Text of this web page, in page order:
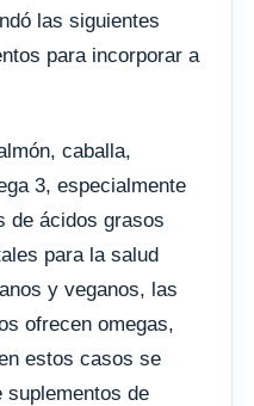
las siguientes
para incorporar a
caballa,
3, especialmente
de ácidos grasos
para la salud
y veganos, las
ofrecen omegas,
estos casos se
suplementos de